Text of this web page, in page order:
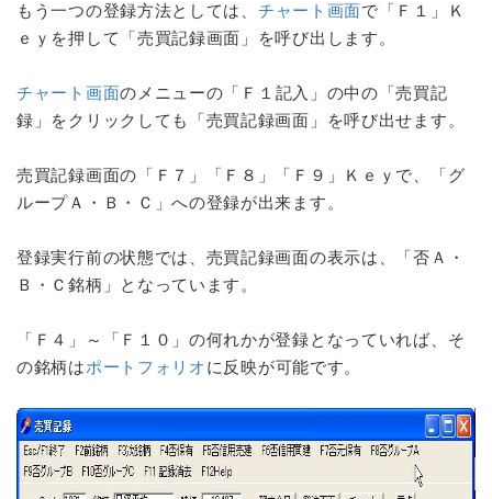
もう一つの登録方法としては、 チャート画面で「Ｆ１」Ｋ
ｅｙを押して「売買記録画面」を呼び出します。
チャート画面のメニューの「Ｆ１記入」の中の「売買記
録」をクリックしても「売買記録画面」を呼び出せます。
売買記録画面の「Ｆ７」「Ｆ８」「Ｆ９」Ｋｅｙで、「グ
ループＡ・Ｂ・Ｃ」への登録が出来ます。
登録実行前の状態では、売買記録画面の表示は、「否Ａ・
Ｂ・Ｃ銘柄」となっています。
「Ｆ４」～「Ｆ１０」の何れかが登録となっていれば、そ
の銘柄はポートフォリオに反映が可能です。